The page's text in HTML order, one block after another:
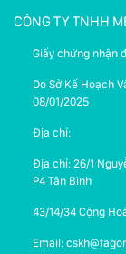
CÔNG TY TNHH
Giấy chứng nhận
Do Sở Kế Hoạch
08/01/2025
Địa chỉ:
Địa chỉ: 26/1
P4 Tân Bình
43/14/34 Cộng
Email: